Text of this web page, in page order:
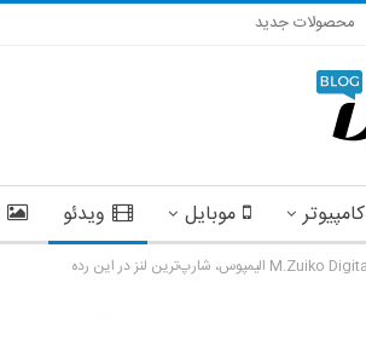
محصولات جدید
کامپیوتر موبایل ویدئو